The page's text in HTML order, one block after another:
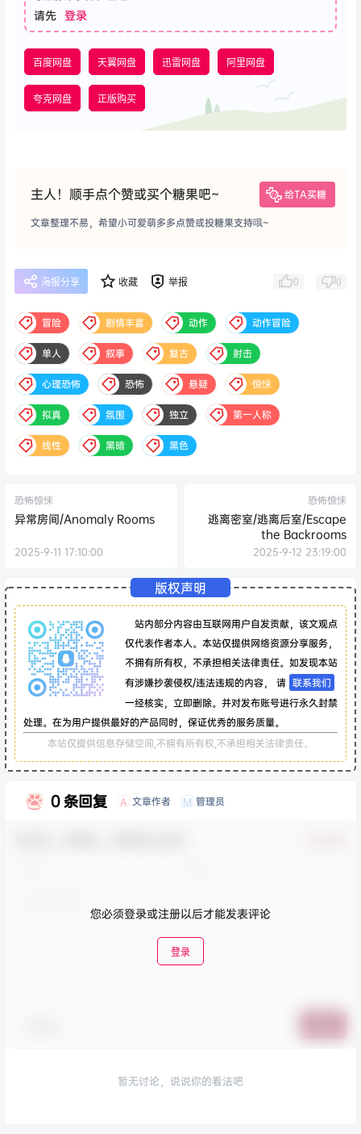
请先 登录
百度网盘 天翼网盘 迅雷网盘 阿里网盘
夸克网盘 正版购买
主人！顺手点个赞或买个糖果吧~ 给TA买糖
文章整理不易，希望小可爱萌多多点赞或投糖果支持哦~
海报分享 收藏 举报 0 0
冒险 剧情丰富 动作 动作冒险
单人 叙事 复古 射击
心理恐怖 恐怖 悬疑 惊悚
拟真 氛围 独立 第一人称
线性 黑暗 黑色
恐怖惊悚
异常房间/Anomaly Rooms
2025-9-11 17:10:00
恐怖惊悚
逃离密室/逃离后室/Escape
the Backrooms
2025-9-12 23:19:00
版权声明
站内部分内容由互联网用户自发贡献，该文观点
仅代表作者本人。本站仅提供网络资源分享服务，
不拥有所有权，不承担相关法律责任。如发现本站
有涉嫌抄袭侵权/违法违规的内容， 请 联系我们
一经核实，立即删除。并对发布账号进行永久封禁
处理。在为用户提供最好的产品同时，保证优秀的服务质量。
本站仅提供信息存储空间,不拥有所有权,不承担相关法律责任。
0 条回复 A 文章作者 M 管理员
您必须登录或注册以后才能发表评论
登录
暂无讨论，说说你的看法吧